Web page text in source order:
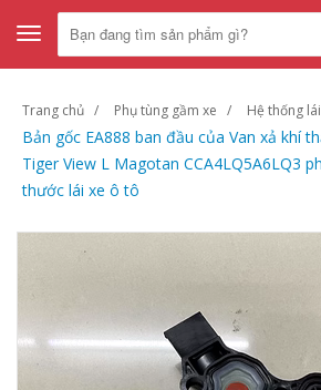
Toggle
navigation
Trang chủ Phụ tùng gầm xe Hệ thống lái
Bản gốc EA888 ban đầu của Van xả khí
Tiger View L Magotan CCA4LQ5A6LQ3
thước lái xe ô tô